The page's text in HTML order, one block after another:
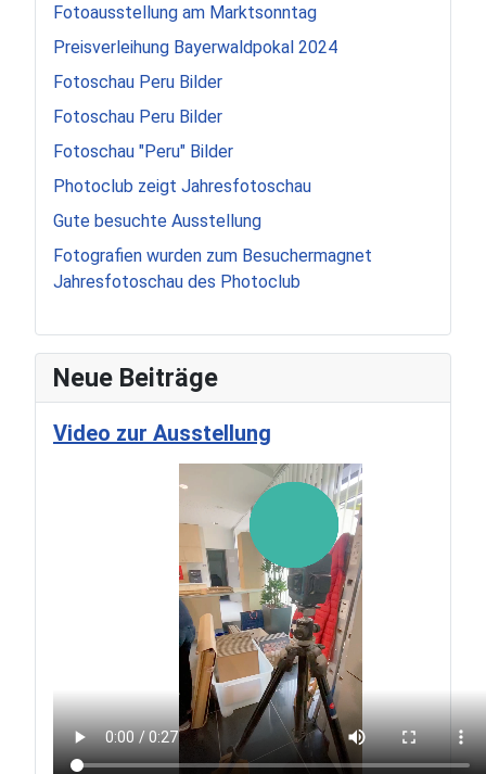
Fotoausstellung am Marktsonntag
Preisverleihung Bayerwaldpokal 2024
Fotoschau Peru Bilder
Fotoschau Peru Bilder
Fotoschau "Peru" Bilder
Photoclub zeigt Jahresfotoschau
Gute besuchte Ausstellung
Fotografien wurden zum Besuchermagnet
Jahresfotoschau des Photoclub
Neue Beiträge
Video zur Ausstellung